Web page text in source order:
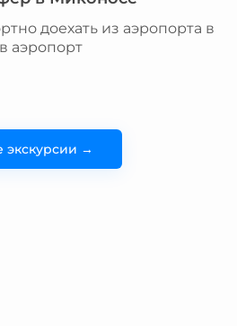
доехать из аэропорта в
аэропорт
экскурсии →